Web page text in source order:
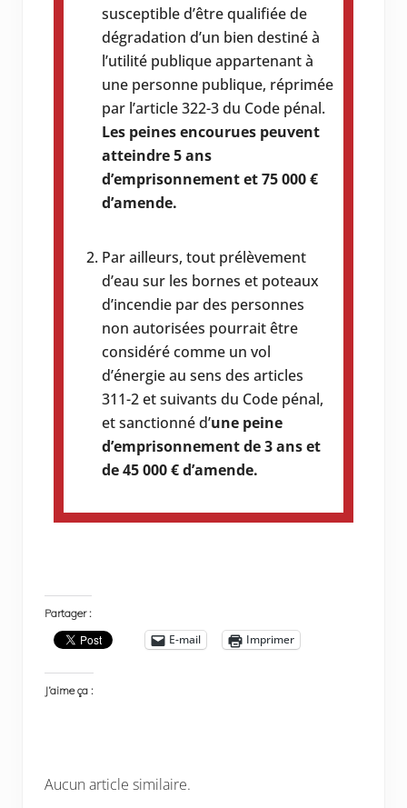
susceptible d’être qualifiée de
dégradation d’un bien destiné à
l’utilité publique appartenant à
une personne publique, réprimée
par l’article 322-3 du Code pénal.
Les peines encourues peuvent
atteindre 5 ans
d’emprisonnement et 75 000 €
d’amende.
Par ailleurs, tout prélèvement
d’eau sur les bornes et poteaux
d’incendie par des personnes
non autorisées pourrait être
considéré comme un vol
d’énergie au sens des articles
311-2 et suivants du Code pénal,
et sanctionné d’une peine
d’emprisonnement de 3 ans et
de 45 000 € d’amende.
Partager :
E-mail Imprimer
J’aime ça :
Aucun article similaire.